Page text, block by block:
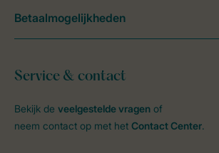
Service & contact
Bekijk de veelgestelde vragen of
neem contact op met het Contact Center.
Betaalmogelijkheden